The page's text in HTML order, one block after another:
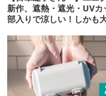
新作、遮熱・遮光・UVカ
部入りで涼しい！しかも